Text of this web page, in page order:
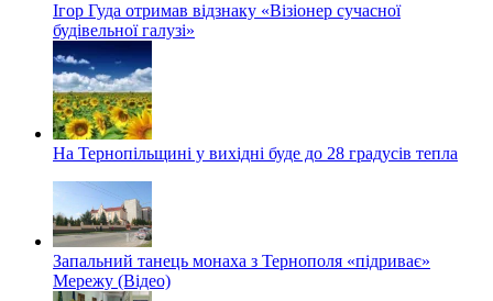
Ігор Гуда отримав відзнаку «Візіонер сучасної
будівельної галузі»
На Тернопільщині у вихідні буде до 28 градусів тепла
Запальний танець монаха з Тернополя «підриває»
Мережу (Відео)